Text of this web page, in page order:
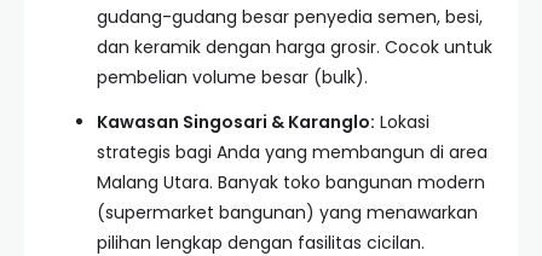
gudang-gudang besar penyedia semen, besi,
dan keramik dengan harga grosir. Cocok untuk
pembelian volume besar (bulk).
Kawasan Singosari & Karanglo: Lokasi
strategis bagi Anda yang membangun di area
Malang Utara. Banyak toko bangunan modern
(supermarket bangunan) yang menawarkan
pilihan lengkap dengan fasilitas cicilan.